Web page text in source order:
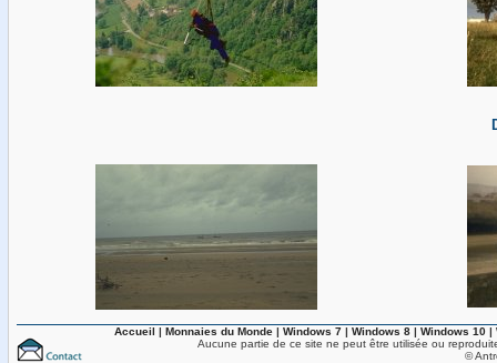
Accueil | Monnaies du Monde | Windows 7 | Windows 8 | Windows 10 |
Aucune partie de ce site ne peut être utilisée ou
©